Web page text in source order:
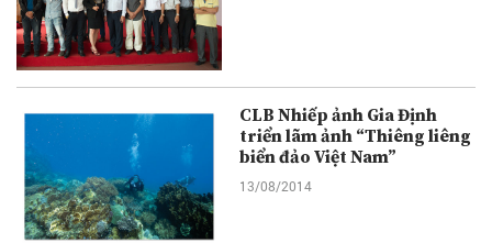
CLB Nhiếp ảnh Gia Định
triển lãm ảnh “Thiêng liêng
biển đảo Việt Nam”
13/08/2014